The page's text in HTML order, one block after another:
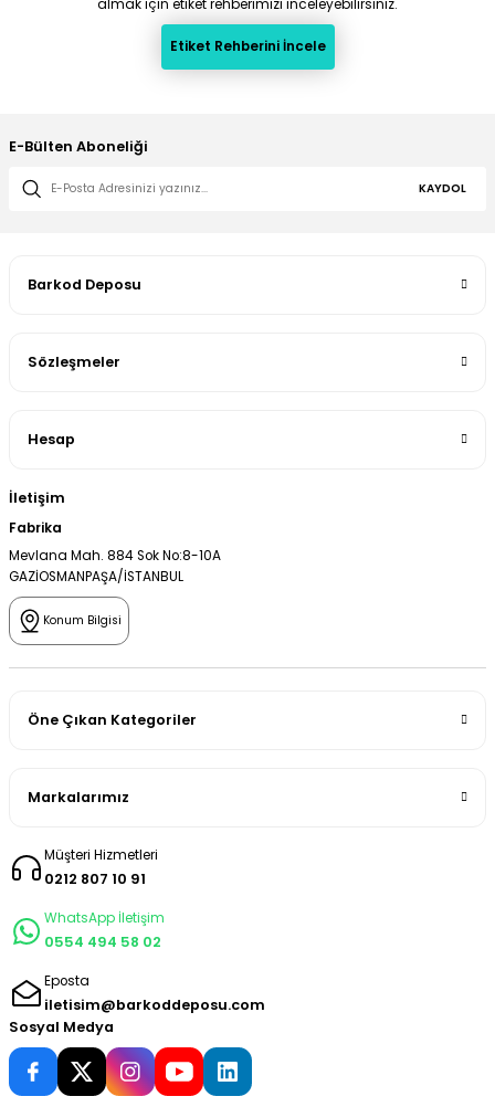
almak için etiket rehberimizi inceleyebilirsiniz.
Etiket Rehberini İncele
E-Bülten Aboneliği
KAYDOL
Barkod Deposu
Sözleşmeler
Hesap
İletişim
Fabrika
Mevlana Mah. 884 Sok No:8-10A
GAZİOSMANPAŞA/İSTANBUL
Konum Bilgisi
Öne Çıkan Kategoriler
Markalarımız
Müşteri Hizmetleri
0212 807 10 91
WhatsApp İletişim
0554 494 58 02
Eposta
iletisim@barkoddeposu.com
Sosyal Medya